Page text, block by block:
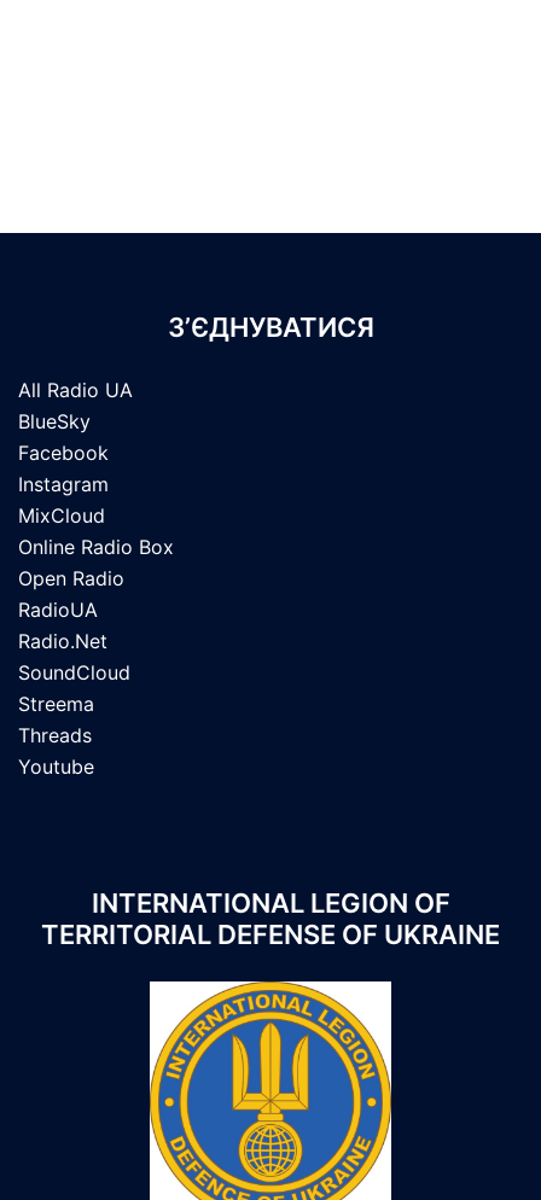
З’ЄДНУВАТИСЯ
All Radio UA
BlueSky
Facebook
Instagram
MixCloud
Online Radio Box
Open Radio
RadioUA
Radio.Net
SoundCloud
Streema
Threads
Youtube
INTERNATIONAL LEGION OF
TERRITORIAL DEFENSE OF UKRAINE